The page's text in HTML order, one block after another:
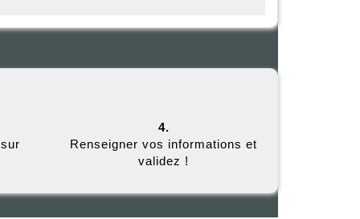
4.
Renseigner vos informations et
validez !